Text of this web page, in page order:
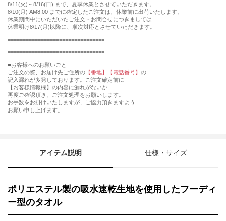
8/11(火)～8/16(日) まで、夏季休業とさせていただきます。
8/10(月) AM8:00 までに確定したご注文は、休業前に出荷いたします。
休業期間中にいただいたご注文・お問合せにつきましては
休業明け8/17(月)以降に、順次対応とさせていただきます。
================================
================================
■お客様へのお願いごと
ご注文の際、お届け先ご住所の 【番地】【電話番号】 の
記入漏れが多発しております。ご注文確定前に
【お客様情報欄】の内容に漏れがないか
再度ご確認頂き、ご注文処理をお願いします。
お手数をお掛けいたしますが、ご協力頂きますよう
お願い申し上げます。
================================
アイテム説明 仕様・サイズ
ポリエステル製の吸水速乾生地を使用したフーディ
ー型のタオル